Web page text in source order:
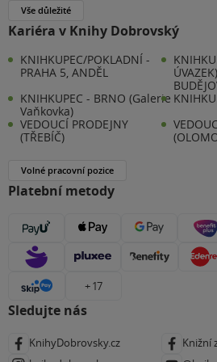
Vše důležité
Kariéra v Knihy Dobrovský
KNIHKUPEC/POKLADNÍ -
PRAHA 5, ANDĚL
KNIHKUPEC - BRNO (Galerie
Vaňkovka)
VEDOUCÍ PRODEJNY
(TŘEBÍČ)
Volné pracovní pozice
Platební metody
+ 17
Sledujte nás
KnihyDobrovsky.cz
Knižní